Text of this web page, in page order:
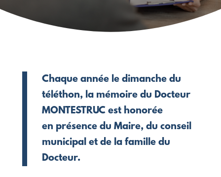
Chaque année le dimanche du
téléthon, la mémoire du Docteur
MONTESTRUC est honorée
en présence du Maire, du conseil
municipal et de la famille du
Docteur.